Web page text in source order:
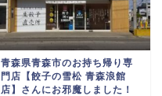
青森県青森市のお持ち帰り専
門店【餃子の雪松 青森浪館
店】さんにお邪魔しました！